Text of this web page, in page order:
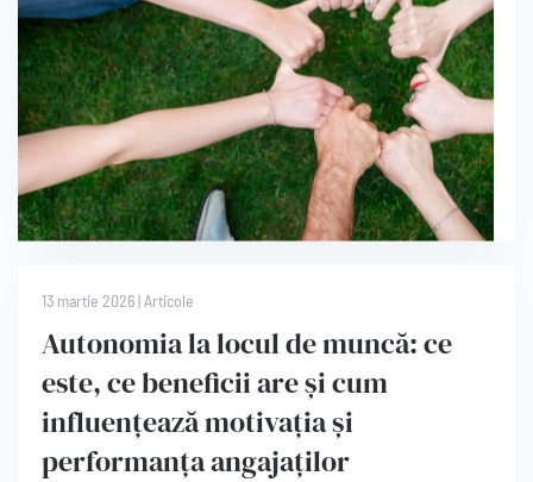
13 martie 2026| Articole
Autonomia la locul de muncă: ce
este, ce beneficii are și cum
influențează motivația și
performanța angajaților